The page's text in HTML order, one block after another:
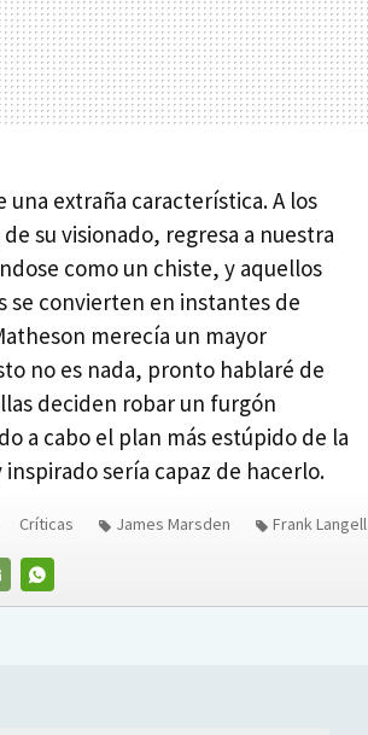
una extraña característica. A los
su visionado, regresa a nuestra
como un chiste, y aquellos
se convierten en instantes de
merecía un mayor
no es nada, pronto hablaré de
deciden robar un furgón
a cabo el plan más estúpido de la
inspirado sería capaz de hacerlo.
WHATSAPP
Críticas James Marsden Frank